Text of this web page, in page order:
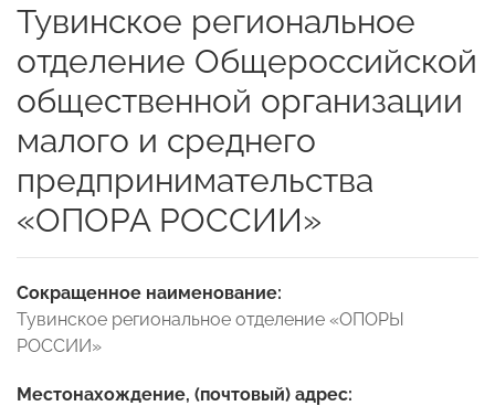
Тувинское региональное
отделение Общероссийской
общественной организации
малого и среднего
предпринимательства
«ОПОРА РОССИИ»
Сокращенное наименование:
Тувинское региональное отделение «ОПОРЫ
РОССИИ»
Местонахождение, (почтовый) адрес: